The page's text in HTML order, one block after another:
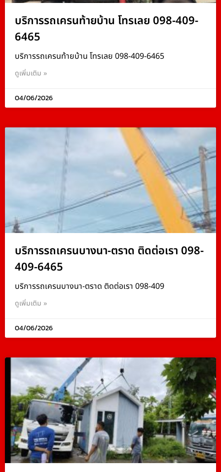
บริการรถเครนท้ายบ้าน โทรเลย 098-409-
6465
บริการรถเครนท้ายบ้าน โทรเลย 098-409-6465
ดูเพิ่มเติม »
04/06/2026
บริการรถเครนบางนา-ตราด ติดต่อเรา 098-
409-6465
บริการรถเครนบางนา-ตราด ติดต่อเรา 098-409
ดูเพิ่มเติม »
04/06/2026